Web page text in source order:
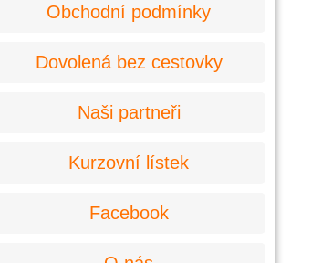
Obchodní podmínky
Dovolená bez cestovky
Naši partneři
Kurzovní lístek
Facebook